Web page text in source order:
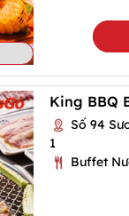
King BBQ
Số 94
1
Buffet